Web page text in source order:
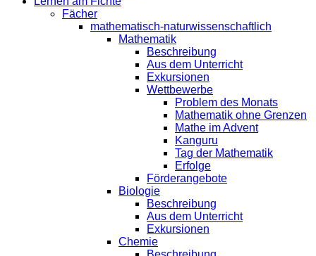
Fächer
mathematisch-naturwissenschaftlich
Mathematik
Beschreibung
Aus dem Unterricht
Exkursionen
Wettbewerbe
Problem des Monats
Mathematik ohne Grenzen
Mathe im Advent
Kanguru
Tag der Mathematik
Erfolge
Förderangebote
Biologie
Beschreibung
Aus dem Unterricht
Exkursionen
Chemie